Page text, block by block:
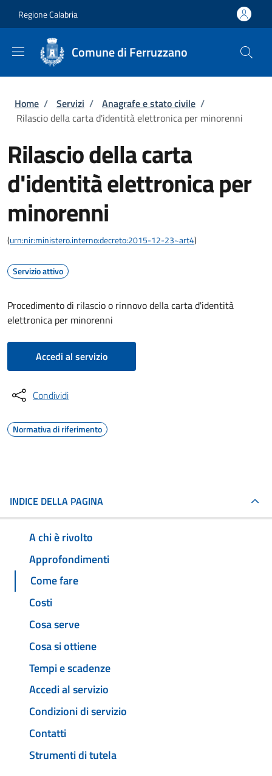
Regione Calabria
Comune di Ferruzzano
Briciole di pane
Home / Servizi / Anagrafe e stato civile /
Rilascio della carta d'identità elettronica per minorenni
Rilascio della carta
d'identità elettronica per
minorenni
(urn:nir:ministero.interno:decreto:2015-12-23~art4)
Servizio attivo
Procedimento di rilascio o rinnovo della carta d'identità
elettronica per minorenni
Accedi al servizio
Condividi
Normativa di riferimento
INDICE DELLA PAGINA
A chi è rivolto
Approfondimenti
Come fare
Costi
Cosa serve
Cosa si ottiene
Tempi e scadenze
Accedi al servizio
Condizioni di servizio
Contatti
Strumenti di tutela